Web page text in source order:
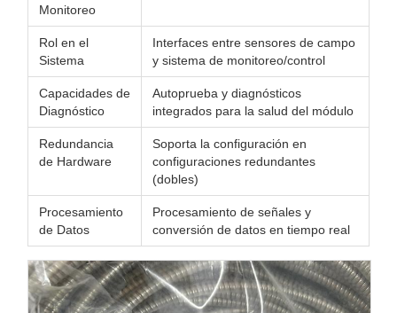
Monitoreo
Rol en el
Sistema
Interfaces entre sensores de campo
y sistema de monitoreo/control
Capacidades de
Diagnóstico
Autoprueba y diagnósticos
integrados para la salud del módulo
Redundancia
de Hardware
Soporta la configuración en
configuraciones redundantes
(dobles)
Procesamiento
de Datos
Procesamiento de señales y
conversión de datos en tiempo real